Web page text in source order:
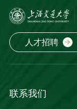
人才招聘
联系我们